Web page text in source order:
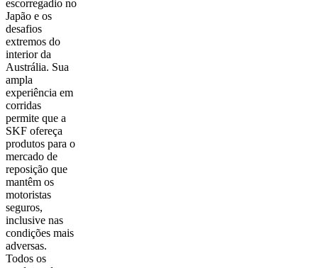
escorregadio no
Japão e os
desafios
extremos do
interior da
Austrália. Sua
ampla
experiência em
corridas
permite que a
SKF ofereça
produtos para o
mercado de
reposição que
mantêm os
motoristas
seguros,
inclusive nas
condições mais
adversas.
Todos os